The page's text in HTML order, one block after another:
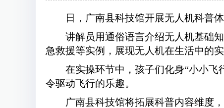
日，广南县科技馆开展无人机科普
讲解员用通俗语言介绍无人机基础
急救援等实例，展现无人机在生活中的
在实操环节中，孩子们化身“小小
令驱动飞行的乐趣。
广南县科技馆将拓展科普内容维度